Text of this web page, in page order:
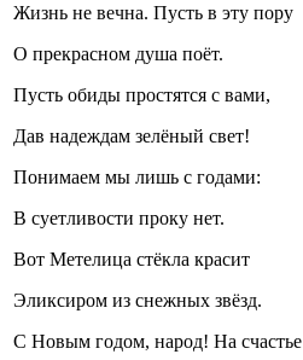
Жизнь не вечна. Пусть в эту пору
О прекрасном душа поёт.
Пусть обиды простятся с вами,
Дав надеждам зелёный свет!
Понимаем мы лишь с годами:
В суетливости проку нет.
Вот Метелица стёкла красит
Эликсиром из снежных звёзд.
С Новым годом, народ! На счастье